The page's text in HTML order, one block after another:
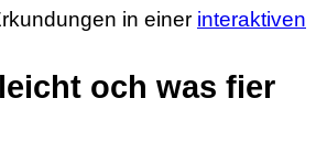
in einer interaktiven
och was fier